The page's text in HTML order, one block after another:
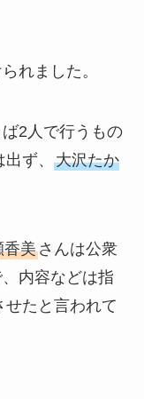
れました。
2人で行うもの
ず、 大沢たか
香美さんは公衆
内容などは指
せたと言われて